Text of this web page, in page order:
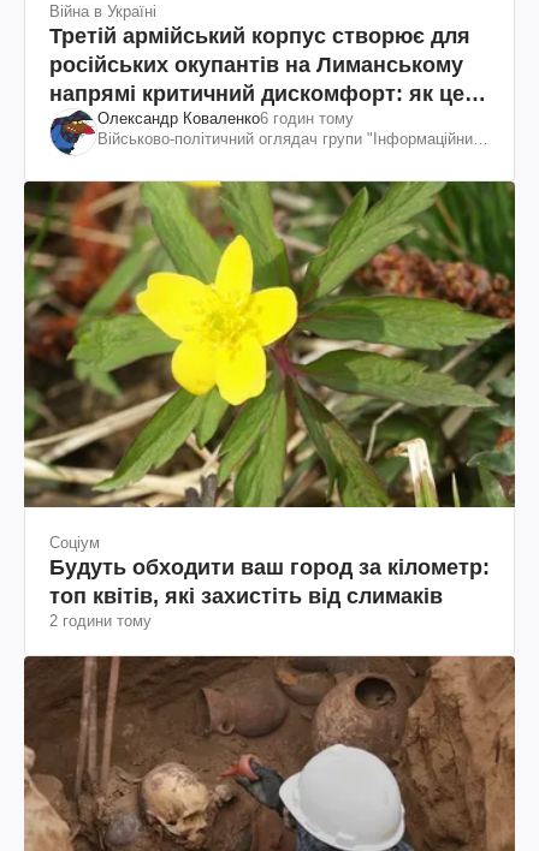
Війна в Україні
Третій армійський корпус створює для
російських окупантів на Лиманському
напрямі критичний дискомфорт: як це
вдалосяОлександр Коваленко6 годин тому
Військово-політичний оглядач групи "Інформаційний
Соціум
Будуть обходити ваш город за кілометр:
топ квітів, які захистіть від слимаків
2 години тому